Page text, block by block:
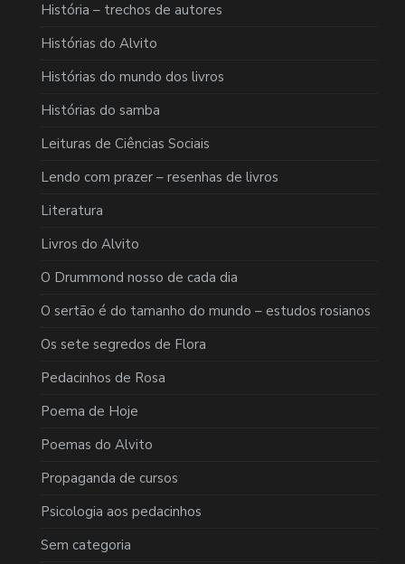
História – trechos de autores
Histórias do Alvito
Histórias do mundo dos livros
Histórias do samba
Leituras de Ciências Sociais
Lendo com prazer – resenhas de livros
Literatura
Livros do Alvito
O Drummond nosso de cada dia
O sertão é do tamanho do mundo – estudos rosianos
Os sete segredos de Flora
Pedacinhos de Rosa
Poema de Hoje
Poemas do Alvito
Propaganda de cursos
Psicologia aos pedacinhos
Sem categoria